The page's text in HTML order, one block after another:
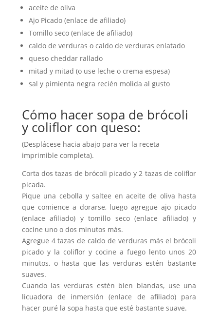
aceite de oliva
Ajo Picado (enlace de afiliado)
Tomillo seco (enlace de afiliado)
caldo de verduras o caldo de verduras enlatado
queso cheddar rallado
mitad y mitad (o use leche o crema espesa)
sal y pimienta negra recién molida al gusto
Cómo hacer sopa de brócoli
y coliflor con queso:
(Desplácese hacia abajo para ver la receta
imprimible completa).
Corta dos tazas de brócoli picado y 2 tazas de coliflor
picada.
Pique una cebolla y saltee en aceite de oliva hasta
que comience a dorarse, luego agregue ajo picado
(enlace afiliado) y tomillo seco (enlace afiliado) y
cocine uno o dos minutos más.
Agregue 4 tazas de caldo de verduras más el brócoli
picado y la coliflor y cocine a fuego lento unos 20
minutos, o hasta que las verduras estén bastante
suaves.
Cuando las verduras estén bien blandas, use una
licuadora de inmersión (enlace de afiliado) para
hacer puré la sopa hasta que esté bastante suave.